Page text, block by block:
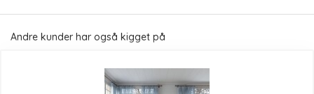
Andre kunder har også kigget på